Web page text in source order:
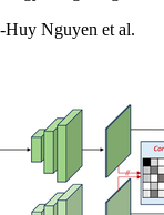
Nguyen et al.